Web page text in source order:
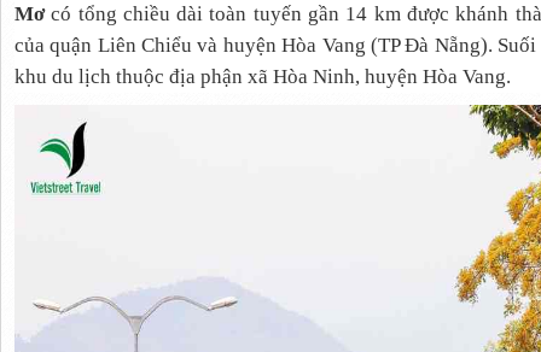
Mơcó tổng chiều dài toàn tuyến gần 14 km được khánh
của quận Liên Chiểu và huyện Hòa Vang (TP Đà Nẵng).
khu du lịch thuộc địa phận xã Hòa Ninh, huyện Hòa Vang.